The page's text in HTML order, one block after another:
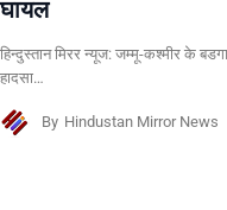
घायल
हिन्दुस्तान मिरर न्यूज: जम्मू-कश्मीर के
हादसा…
By Hindustan Mirror News